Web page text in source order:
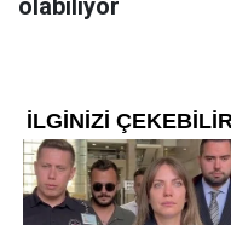
olabiliyor